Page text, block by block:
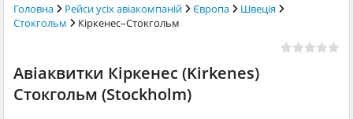
Головна Рейси усіх авіакомпаній Європа
Швеція
Стокгольм
Кіркенес–Стокгольм
Авіаквитки Кіркенес (Kirkenes)
Стокгольм (Stockholm)